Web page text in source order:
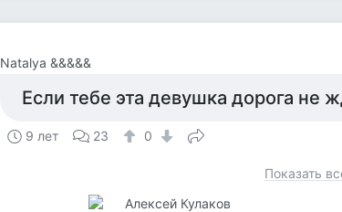
Natalya &&&&&
Если тебе эта девушка дорога не
9 лет 23 0
Показать
Алексей Кулаков